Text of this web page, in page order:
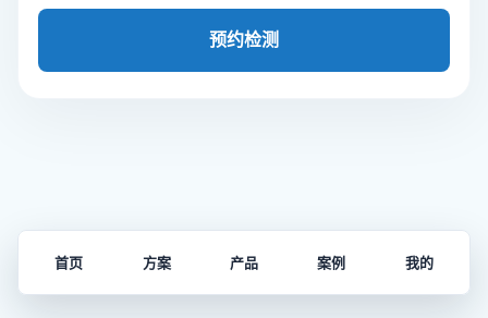
预约检测
首页 方案 产品 案例 我的